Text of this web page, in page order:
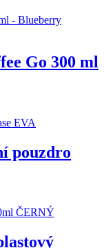
Go 300 ml
pouzdro